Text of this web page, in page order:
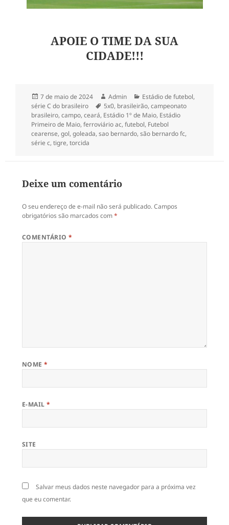
APOIE O TIME DA SUA
CIDADE!!!
Publicado
em
7 de maio de 2024 Autor
Admin Categorias
Estádio de futebol,
série C do brasileiro
Tags
5x0, brasileirão,campeonato
brasileiro,campo,ceará, Estádio 1º de Maio, Estádio
Primeiro de Maio,ferroviário ac,futebol, Futebol
cearense,gol,goleada,sao bernardo,são bernardo fc,
série c,tigre,torcida
Deixe um comentário
O seu endereço de e-mail não será publicado.Campos
obrigatórios são marcados com*
COMENTÁRIO*
NOME*
E-MAIL*
SITE
Salvar meus dados neste navegador para a próxima vez
que eu comentar.